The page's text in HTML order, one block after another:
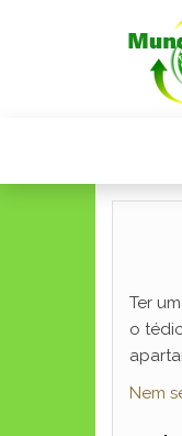
Ter
o
Nem